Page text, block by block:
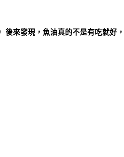
來發現，魚油真的不是有吃就好，